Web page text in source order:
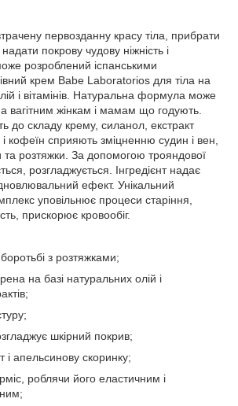
первозданну красу тіла, прибрати
покрову чудову ніжність і
розроблений іспанськими
крем Babe Laboratorios для тіла на
і вітамінів. Натуральна формула може
вагітним жінкам і мамам що годують.
до складу крему, силанол, екстракт
і кофеїн сприяють зміцненню судин і вен,
розтяжки. За допомогою трояндової
розгладжується. Інгредієнт надає
ефект. Унікальний
уповільнює процеси старіння,
прискорює кровообіг.
з розтяжками;
на базі натуральних олій і
шкірний покрив;
і апельсинову скоринку;
роблячи його еластичним і